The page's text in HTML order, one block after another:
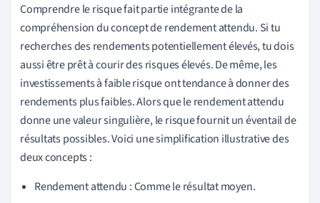
Comprendre le risque fait partie intégrante de la
compréhension du concept de rendement attendu. Si tu
recherches des rendements potentiellement élevés, tu dois
aussi être prêt à courir des risques élevés. De même, les
investissements à faible risque ont tendance à donner des
rendements plus faibles. Alors que le rendement attendu
donne une valeur singulière, le risque fournit un éventail de
résultats possibles. Voici une simplification illustrative des
deux concepts :
Rendement attendu : Comme le résultat moyen.